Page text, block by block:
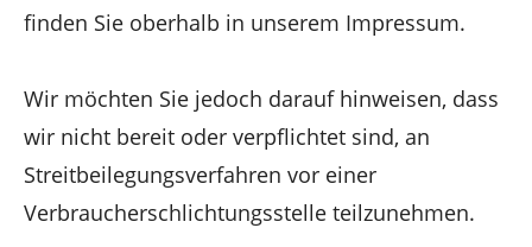
finden Sie oberhalb in unserem Impressum.
Wir möchten Sie jedoch darauf hinweisen, dass
wir nicht bereit oder verpflichtet sind, an
Streitbeilegungsverfahren vor einer
Verbraucherschlichtungsstelle teilzunehmen.